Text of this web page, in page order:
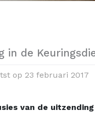
in de
op 23 februari 2017
van de